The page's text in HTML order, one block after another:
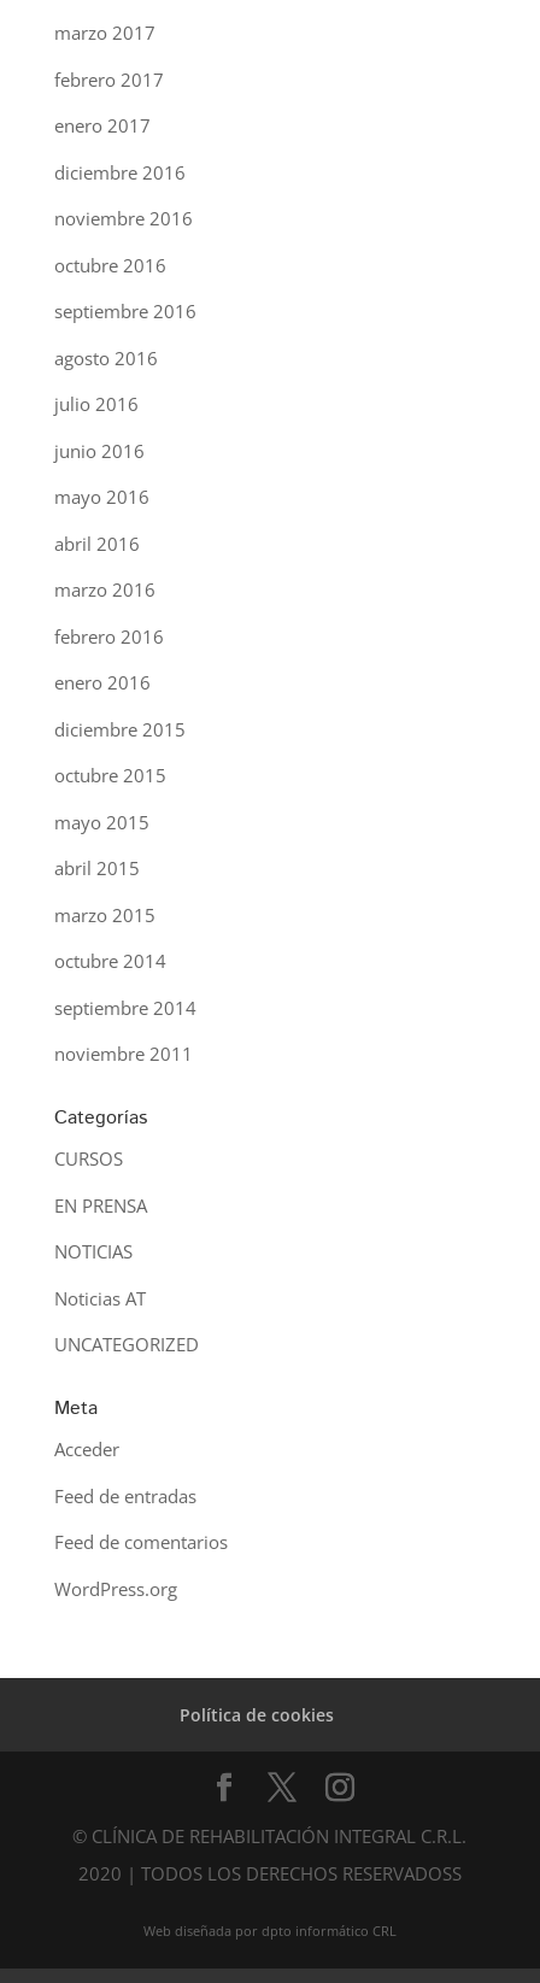
marzo 2017
febrero 2017
enero 2017
diciembre 2016
noviembre 2016
octubre 2016
septiembre 2016
agosto 2016
julio 2016
junio 2016
mayo 2016
abril 2016
marzo 2016
febrero 2016
enero 2016
diciembre 2015
octubre 2015
mayo 2015
abril 2015
marzo 2015
octubre 2014
septiembre 2014
noviembre 2011
Categorías
CURSOS
EN PRENSA
NOTICIAS
Noticias AT
UNCATEGORIZED
Meta
Acceder
Feed de entradas
Feed de comentarios
WordPress.org
Política de cookies
© CLÍNICA DE REHABILITACIÓN INTEGRAL C.R.L.
2020 | TODOS LOS DERECHOS RESERVADOSS
Web diseñada por dpto informático CRL